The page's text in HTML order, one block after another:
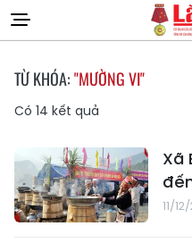
TỪ KHÓA:"MƯỜNG VI"
Có 14 kết quả
Xã
11/